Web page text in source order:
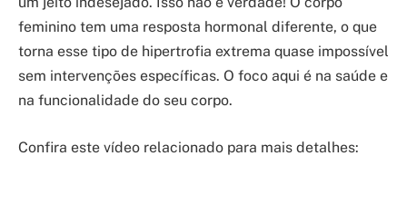
feminino tem uma resposta hormonal diferente, o que
torna esse tipo de hipertrofia extrema quase impossível
sem intervenções específicas. O foco aqui é na saúde e
na funcionalidade do seu corpo.
Confira este vídeo relacionado para mais detalhes: